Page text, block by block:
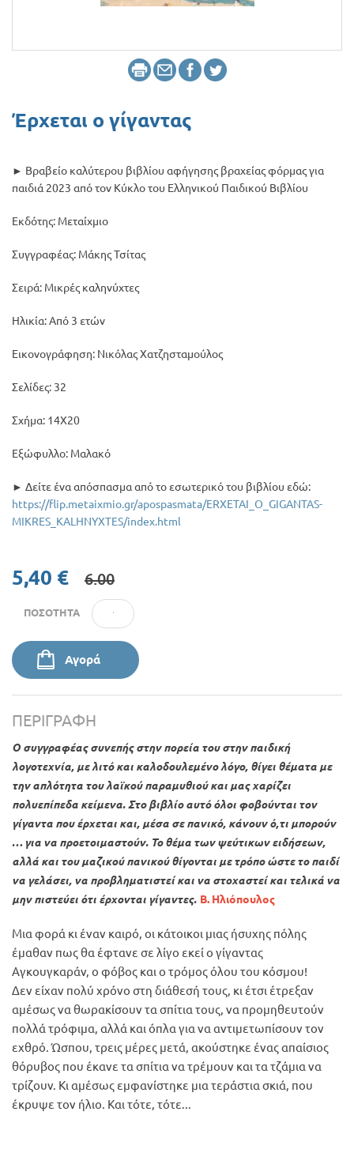
Έρχεται ο γίγαντας
► Βραβείο καλύτερου βιβλίου αφήγησης βραχείας φόρμας για
παιδιά 2023 από τον Κύκλο του Ελληνικού Παιδικού Βιβλίου
Εκδότης: Μεταίχμιο
Συγγραφέας: Μάκης Τσίτας
Σειρά: Μικρές καληνύχτες
Ηλικία: Από 3 ετών
Εικονογράφηση: Νικόλας Χατζησταμούλος
Σελίδες: 32
Σχήμα: 14Χ20
Εξώφυλλο: Μαλακό
► Δείτε ένα απόσπασμα από το εσωτερικό του βιβλίου εδώ:
https://flip.metaixmio.gr/apospasmata/ERXETAI_O_GIGANTAS-
MIKRES_KALHNYXTES/index.html
5,40 € 6.00
ΠΟΣΌΤΗΤΑ
Αγορά
ΠΕΡΙΓΡΑΦΉ
Ο συγγραφέας συνεπής στην πορεία του στην παιδική
λογοτεχνία, με λιτό και καλοδουλεμένο λόγο, θίγει θέματα με
την απλότητα του λαϊκού παραμυθιού και μας χαρίζει
πολυεπίπεδα κείμενα. Στο βιβλίο αυτό όλοι φοβούνται τον
γίγαντα που έρχεται και, μέσα σε πανικό, κάνουν ό,τι μπορούν
… για να προετοιμαστούν. Το θέμα των ψεύτικων ειδήσεων,
αλλά και του μαζικού πανικού θίγονται με τρόπο ώστε το παιδί
να γελάσει, να προβληματιστεί και να στοχαστεί και τελικά να
μην πιστεύει ότι έρχονται γίγαντες. Β. Ηλιόπουλος
Μια φορά κι έναν καιρό, οι κάτοικοι μιας ήσυχης πόλης
έμαθαν πως θα έφτανε σε λίγο εκεί ο γίγαντας
Αγκουγκαράν, ο φόβος και ο τρόμος όλου του κόσμου!
Δεν είχαν πολύ χρόνο στη διάθεσή τους, κι έτσι έτρεξαν
αμέσως να θωρακίσουν τα σπίτια τους, να προμηθευτούν
πολλά τρόφιμα, αλλά και όπλα για να αντιμετωπίσουν τον
εχθρό. Ώσπου, τρεις μέρες μετά, ακούστηκε ένας απαίσιος
θόρυβος που έκανε τα σπίτια να τρέμουν και τα τζάμια να
τρίζουν. Κι αμέσως εμφανίστηκε μια τεράστια σκιά, που
έκρυψε τον ήλιο. Και τότε, τότε...